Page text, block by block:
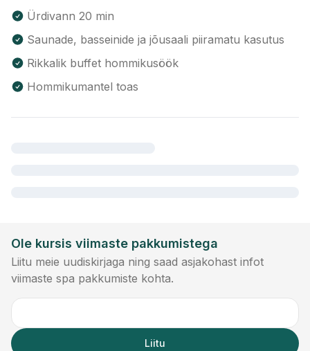
Ürdivann 20 min
Saunade, basseinide ja jõusaali piiramatu kasutus
Rikkalik buffet hommikusöök
Hommikumantel toas
Ole kursis viimaste pakkumistega
Liitu meie uudiskirjaga ning saad asjakohast infot
viimaste spa pakkumiste kohta.
Liitu